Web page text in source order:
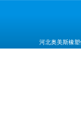
河北奥美斯橡